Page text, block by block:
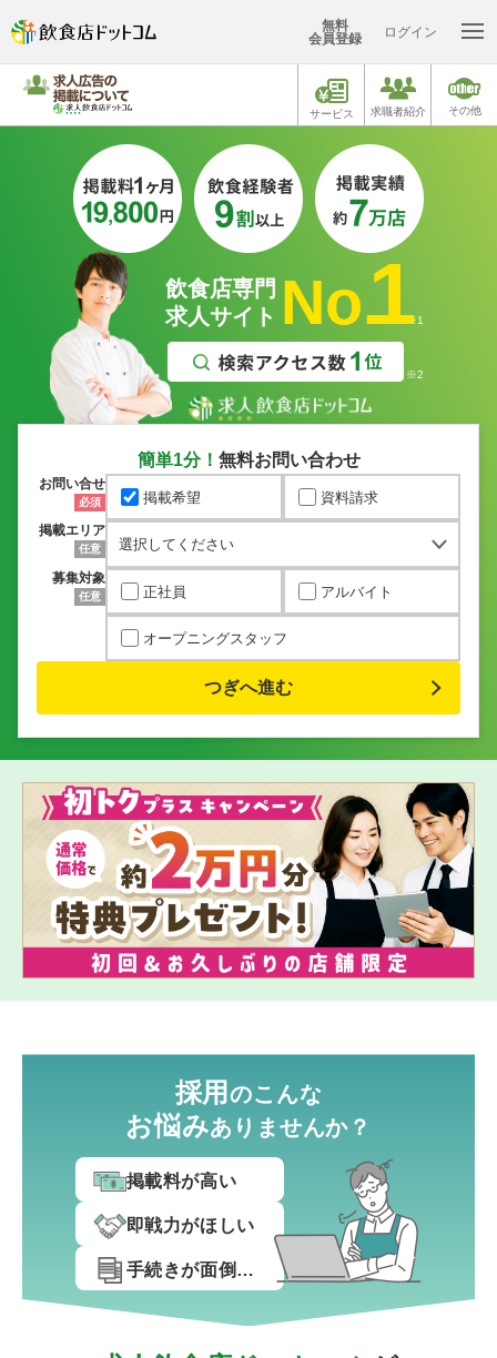
無料
会員登録
ログイン
サービス 求職者紹介 その他
飲食店専門
求人サイト No.1※1
※2
簡単1分！ 無料お問い合わせ
お問い合せ
必須 掲載希望 資料請求
掲載エリア
任意
募集対象
任意 正社員 アルバイト
オープニングスタッフ
採用のこんな
お悩みありませんか？
掲載料が高い
即戦力がほしい
手続きが面倒…